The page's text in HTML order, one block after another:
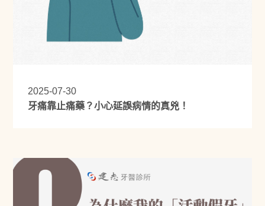
2025-07-30
牙痛靠止痛藥？小心延誤病情的真兇！